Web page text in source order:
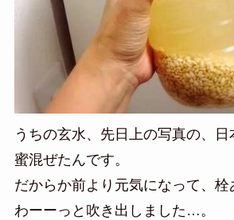
うちの玄水、先日上の写真の、
蜜混ぜたんです。
だからか前より元気になって、栓
わーーっと吹き出しました…。